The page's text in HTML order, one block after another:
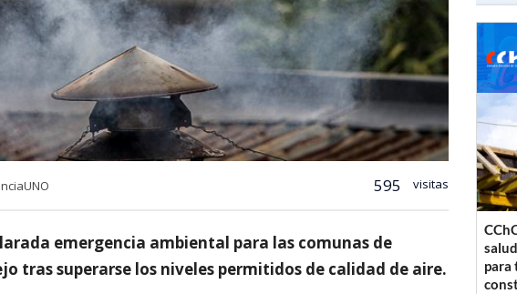
595 visitas
emergencia ambiental para las comunas de
tras superarse los niveles permitidos de calidad de aire.
para